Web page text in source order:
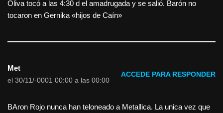
Oliva tocó a las 4:30 d el amadrugada y se salió. Barón no
tocaron en Gernika «hijos de Caín»
Met
el 30/11/-0001 00:00 a las 00:00
ACCEDE PARA RESPONDER
BAron Rojo nunca han teloneado a Metallica. La unica vez que